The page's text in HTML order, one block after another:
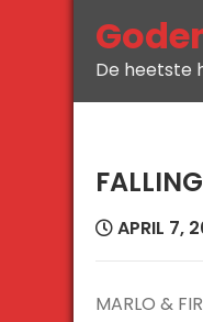
De heetste
APRIL 7,
MARLO &